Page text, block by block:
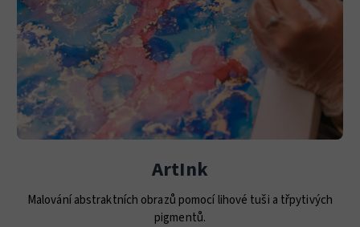
ArtInk
Malování abstraktních obrazů pomocí lihové tuši a třpytivých
pigmentů.